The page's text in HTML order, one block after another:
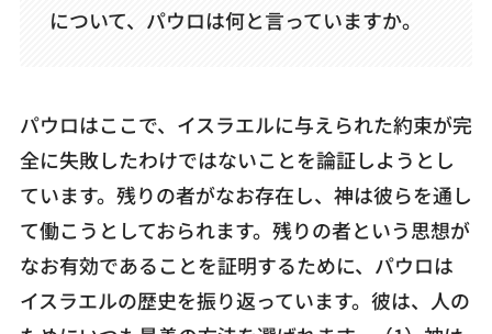
について、パウロは何と言っていますか。
パウロはここで、イスラエルに与えられた約束が完
全に失敗したわけではないことを論証しようとし
ています。残りの者がなお存在し、神は彼らを通し
て働こうとしておられます。残りの者という思想が
なお有効であることを証明するために、パウロは
イスラエルの歴史を振り返っています。彼は、人の